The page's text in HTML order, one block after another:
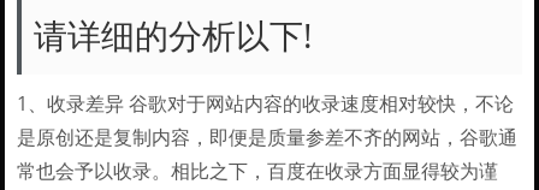
请详细的分析以下!
1、收录差异 谷歌对于网站内容的收录速度相对较快，不论
是原创还是复制内容，即便是质量参差不齐的网站，谷歌通
常也会予以收录。相比之下，百度在收录方面显得较为谨